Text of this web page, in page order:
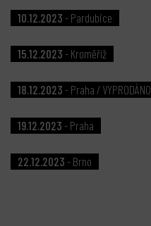
10.12.2023 - Pardubice
15.12.2023 - Kroměříž
18.12.2023 - Praha / VYPRODÁNO
19.12.2023 - Praha
22.12.2023 - Brno